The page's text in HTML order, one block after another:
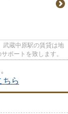
武蔵中原駅の賃貸は地
ポートを致します。
ちら